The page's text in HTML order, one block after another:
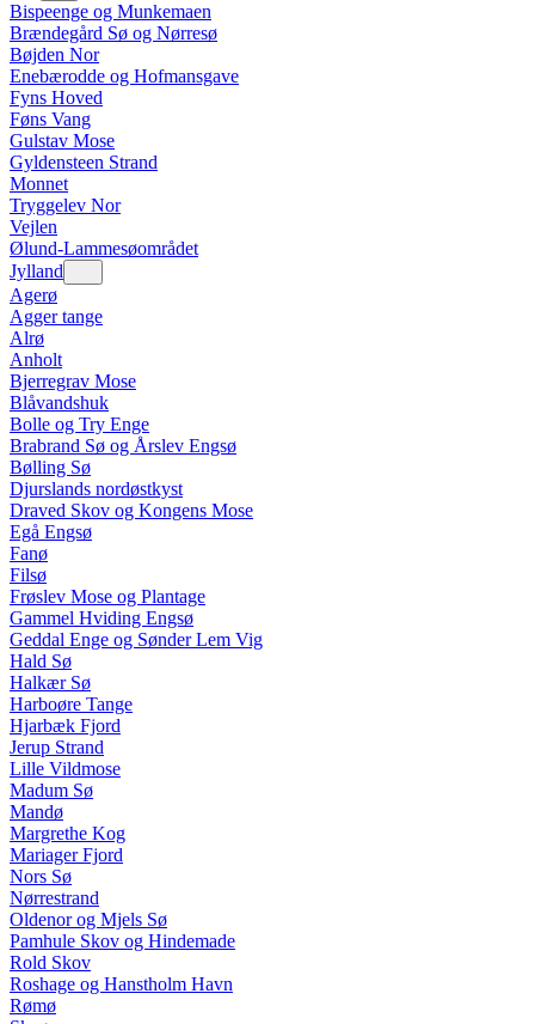
Bispeenge og Munkemaen
Brændegård Sø og Nørresø
Bøjden Nor
Enebærodde og Hofmansgave
Fyns Hoved
Føns Vang
Gulstav Mose
Gyldensteen Strand
Monnet
Tryggelev Nor
Vejlen
Ølund-Lammesøområdet
Jylland
Agerø
Agger tange
Alrø
Anholt
Bjerregrav Mose
Blåvandshuk
Bolle og Try Enge
Brabrand Sø og Årslev Engsø
Bølling Sø
Djurslands nordøstkyst
Draved Skov og Kongens Mose
Egå Engsø
Fanø
Filsø
Frøslev Mose og Plantage
Gammel Hviding Engsø
Geddal Enge og Sønder Lem Vig
Hald Sø
Halkær Sø
Harboøre Tange
Hjarbæk Fjord
Jerup Strand
Lille Vildmose
Madum Sø
Mandø
Margrethe Kog
Mariager Fjord
Nors Sø
Nørrestrand
Oldenor og Mjels Sø
Pamhule Skov og Hindemade
Rold Skov
Roshage og Hanstholm Havn
Rømø